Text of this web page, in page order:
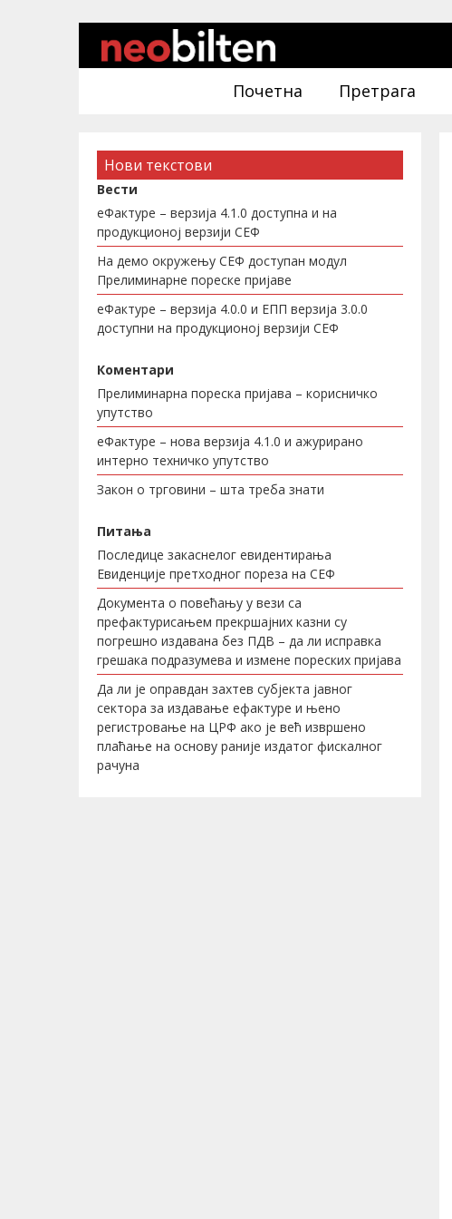
Почетна Претрага
Нови текстови
Вести
еФактуре – верзија 4.1.0 доступна и на
продукционој верзији СЕФ
На демо окружењу СЕФ доступан модул
Прелиминарне пореске пријаве
еФактуре – верзија 4.0.0 и ЕПП верзија 3.0.0
доступни на продукционој верзији СЕФ
Коментари
Прелиминарна пореска пријава – корисничко
упутство
еФактуре – нова верзија 4.1.0 и ажурирано
интерно техничко упутство
Закон о трговини – шта треба знати
Питања
Последице закаснелог евидентирања
Евиденције претходног пореза на СЕФ
Документа о повећању у вези са
префактурисањем прекршајних казни су
погрешно издавана без ПДВ – да ли исправка
грешака подразумева и измене пореских пријава
Да ли је оправдан захтев субјекта јавног
сектора за издавање ефактуре и њено
регистровање на ЦРФ ако је већ извршено
плаћање на основу раније издатог фискалног
рачуна